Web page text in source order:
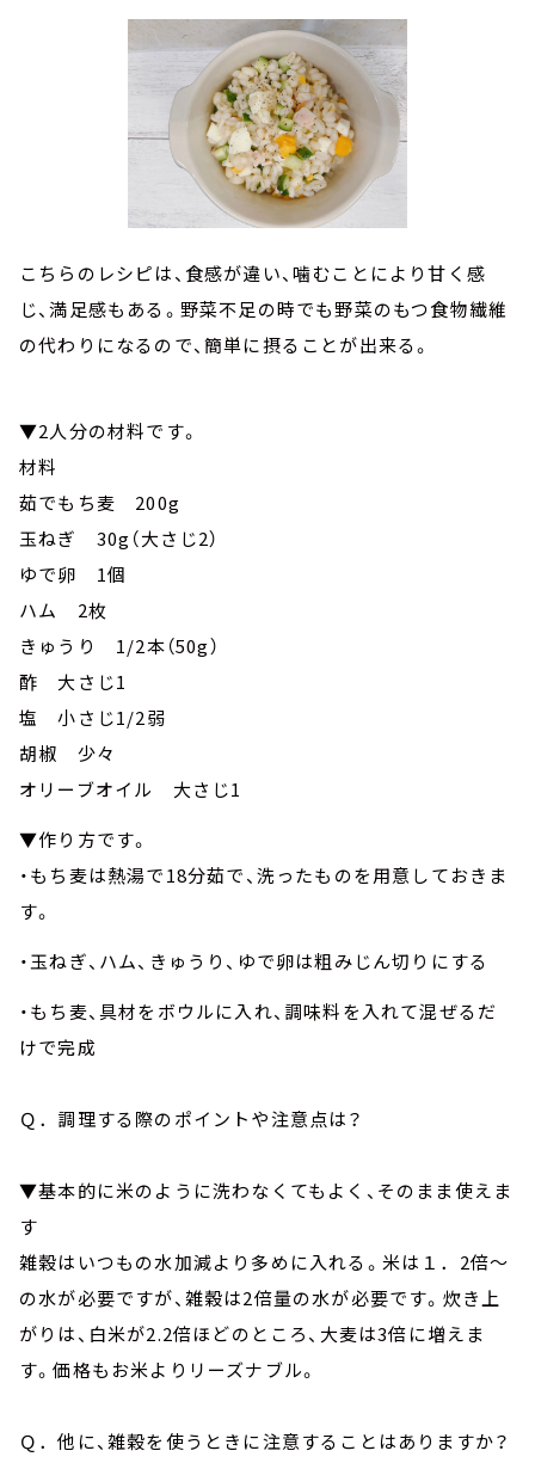
こちらのレシピは、食感が違い、噛むことにより甘く感
じ、満足感もある。野菜不足の時でも野菜のもつ食物繊維
の代わりになるので、簡単に摂ることが出来る。
▼2人分の材料です。
材料
茹でもち麦 200g
玉ねぎ 30g（大さじ2）
ゆで卵 1個
ハム 2枚
きゅうり 1/2本（50g）
酢 大さじ1
塩 小さじ1/2弱
胡椒 少々
オリーブオイル 大さじ1
▼作り方です。
・もち麦は熱湯で18分茹で、洗ったものを用意しておきま
す。
・玉ねぎ、ハム、きゅうり、ゆで卵は粗みじん切りにする
・もち麦、具材をボウルに入れ、調味料を入れて混ぜるだ
けで完成
Ｑ．調理する際のポイントや注意点は？
▼基本的に米のように洗わなくてもよく、そのまま使えま
す
雑穀はいつもの水加減より多めに入れる。米は１．2倍～
の水が必要ですが、雑穀は2倍量の水が必要です。炊き上
がりは、白米が2.2倍ほどのところ、大麦は3倍に増えま
す。価格もお米よりリーズナブル。
Ｑ．他に、雑穀を使うときに注意することはありますか？